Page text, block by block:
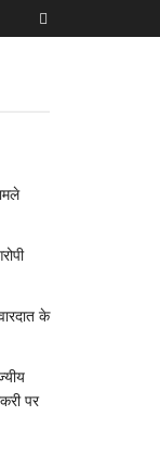
के
पर